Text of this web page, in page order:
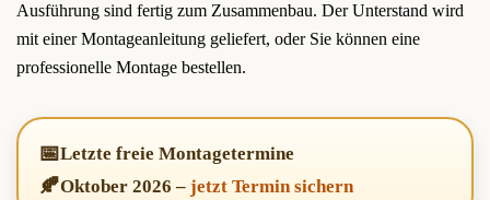
Ausführung sind fertig zum Zusammenbau. Der Unterstand wird
mit einer Montageanleitung geliefert, oder Sie können eine
professionelle Montage bestellen.
📅Letzte freie Montagetermine
🍂Oktober 2026 – jetzt Termin sichern